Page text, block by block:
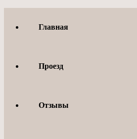
содержимомуГлавная
Проезд
Отзывы